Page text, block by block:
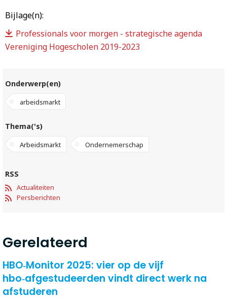
Bijlage(n):
Professionals voor morgen - strategische agenda
Vereniging Hogescholen 2019-2023
Onderwerp(en)
arbeidsmarkt
Thema('s)
Arbeidsmarkt Ondernemerschap
RSS
Actualiteiten
Persberichten
Gerelateerd
HBO‑Monitor 2025: vier op de vijf
hbo‑afgestudeerden vindt direct werk na
afstuderen